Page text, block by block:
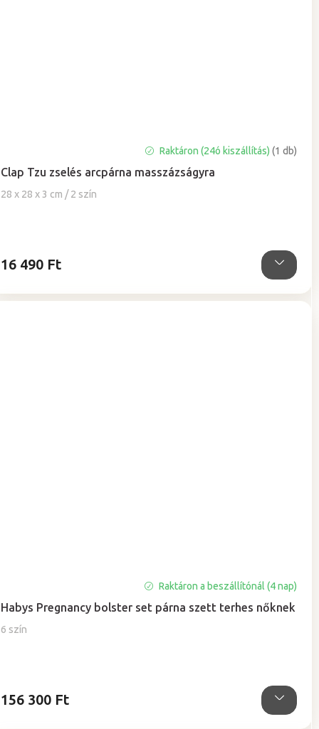
Clap Tzu zselés arcpárna masszázságyra
28 x 28 x 3 cm / 2 szín
átlagos
értékelése
Raktáron (24ó kiszállítás)(1 db)
16 490 Ft
Habys Pregnancy bolster set párna szett terhes nőknek
6 szín
termék
átlagos
értékelése
Raktáron a beszállítónál (4 nap)
156 300 Ft